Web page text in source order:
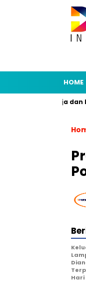
HOME
Senja dan E-Sakip
Hari